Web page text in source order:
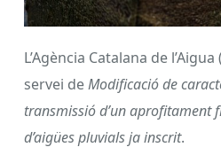
L’Agència Catalana de
servei deModificació de
transmissió d’un aprofitament
d’aigües pluvials ja inscrit.